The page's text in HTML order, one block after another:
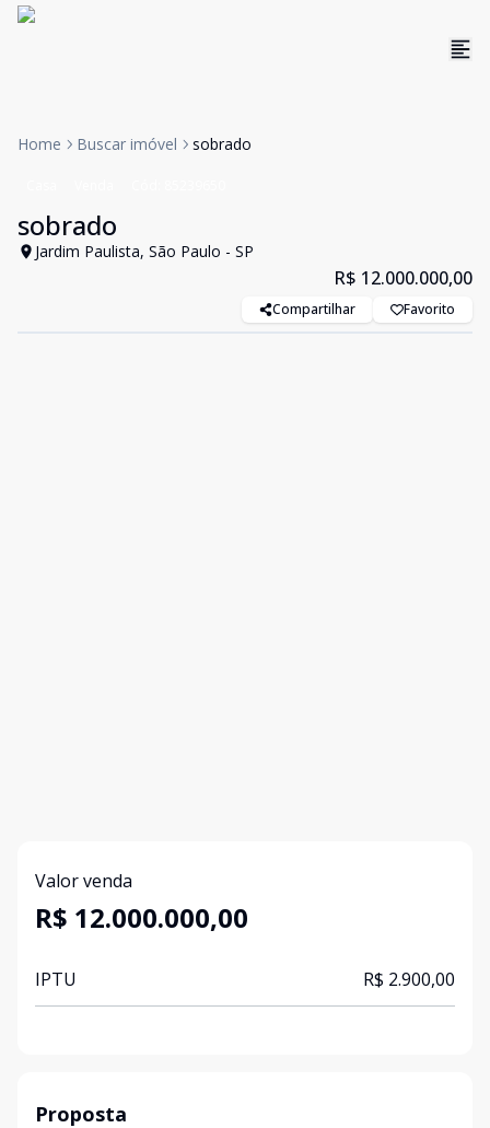
Home Buscar imóvel sobrado
sobrado
Jardim Paulista, São Paulo - SP
R$ 12.000.000,00
Compartilhar Favorito
Valor venda
R$ 12.000.000,00
IPTU R$ 2.900,00
Proposta